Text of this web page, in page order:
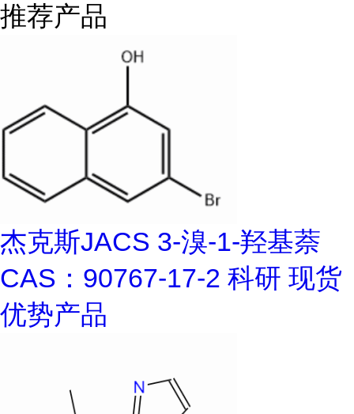
推荐产品
杰克斯JACS 3-溴-1-羟基萘
CAS：90767-17-2 科研 现货
优势产品